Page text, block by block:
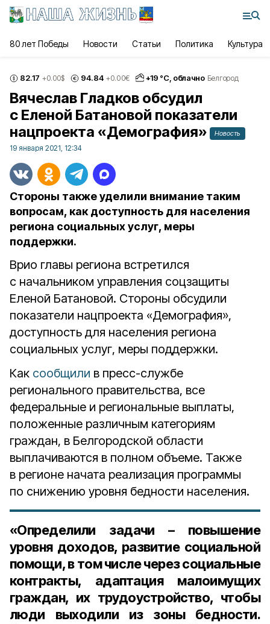
80 лет Победы Новости Статьи Политика Культура
82.17 +0.00$ 94.84 +0.00€ +19 °С, облачно Белгород
Вячеслав Гладков обсудил
с Еленой Батановой показатели
нацпроекта «Демография»
Новость
19 января 2021, 12:34
Стороны также уделили внимание таким
вопросам, как доступность для населения
региона социальных услуг, меры
поддержки.
Врио главы региона встретился
с начальником управления соцзащиты
Еленой Батановой. Стороны обсудили
показатели нацпроекта «Демография»,
доступность для населения региона
социальных услуг, меры поддержки.
Как сообщили в пресс-службе
регионального правительства, все
федеральные и региональные выплаты,
положенные различным категориям
граждан, в Белгородской области
выплачиваются в полном объеме. Также
в регионе начата реализация программы
по снижению уровня бедности населения.
«Определили задачи – повышение
уровня доходов, развитие социальной
помощи, в том числе через социальные
контракты, адаптация малоимущих
граждан, их трудоустройство, чтобы
люди выходили из зоны бедности.